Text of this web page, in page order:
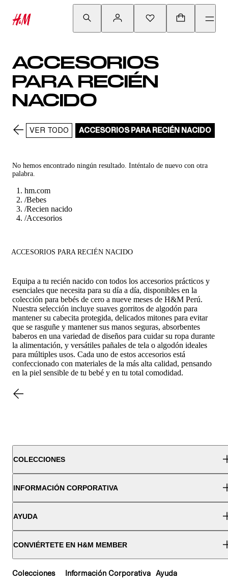
ACCESORIOS
PARA RECIÉN
NACIDO
VER TODO ACCESORIOS PARA RECIÉN NACIDO
No hemos encontrado ningún resultado. Inténtalo de nuevo con otra
palabra.
hm.com
/Bebes
/Recien nacido
/Accesorios
ACCESORIOS PARA RECIÉN NACIDO
Equipa a tu recién nacido con todos los accesorios prácticos y
esenciales que necesita para su día a día, disponibles en la
colección para bebés de cero a nueve meses de H&M Perú.
Nuestra selección incluye suaves gorritos de algodón para
mantener su cabecita protegida, delicados mitones para evitar
que se rasguñe y mantener sus manos seguras, absorbentes
baberos en una variedad de diseños para cuidar su ropa durante
la alimentación, y versátiles pañales de tela o algodón ideales
para múltiples usos. Cada uno de estos accesorios está
confeccionado con materiales de la más alta calidad, pensando
en la piel sensible de tu bebé y en tu total comodidad.
COLECCIONES
INFORMACIÓN CORPORATIVA
AYUDA
CONVIÉRTETE EN H&M MEMBER
Colecciones Información Corporativa Ayuda